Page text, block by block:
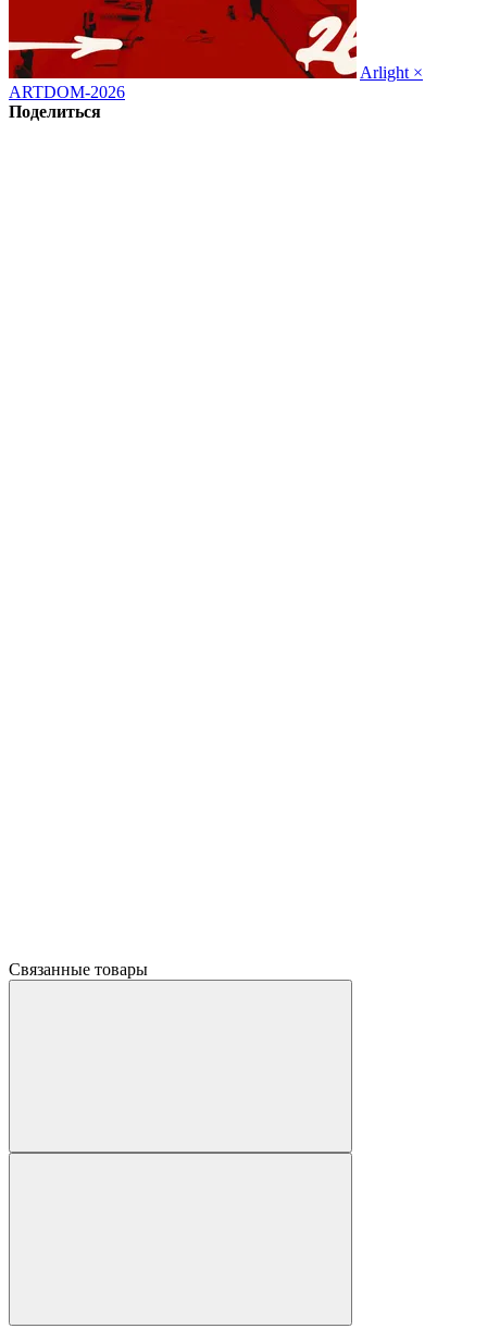
Arlight ×
ARTDOM-2026
Поделиться
Связанные товары